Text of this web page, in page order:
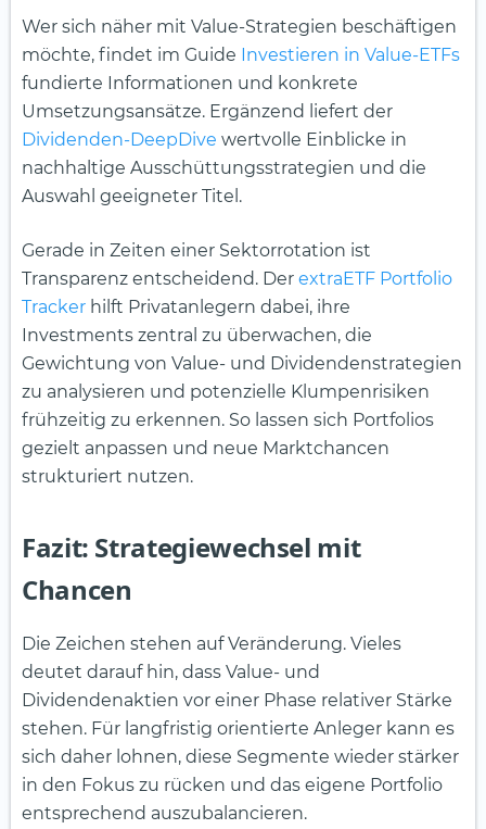
Wer sich näher mit Value-Strategien beschäftigen
möchte, findet im Guide Investieren in Value-ETFs
fundierte Informationen und konkrete
Umsetzungsansätze. Ergänzend liefert der
Dividenden-DeepDive wertvolle Einblicke in
nachhaltige Ausschüttungsstrategien und die
Auswahl geeigneter Titel.
Gerade in Zeiten einer Sektorrotation ist
Transparenz entscheidend. Der extraETF Portfolio
Tracker hilft Privatanlegern dabei, ihre
Investments zentral zu überwachen, die
Gewichtung von Value- und Dividendenstrategien
zu analysieren und potenzielle Klumpenrisiken
frühzeitig zu erkennen. So lassen sich Portfolios
gezielt anpassen und neue Marktchancen
strukturiert nutzen.
Fazit: Strategiewechsel mit
Chancen
Die Zeichen stehen auf Veränderung. Vieles
deutet darauf hin, dass Value- und
Dividendenaktien vor einer Phase relativer Stärke
stehen. Für langfristig orientierte Anleger kann es
sich daher lohnen, diese Segmente wieder stärker
in den Fokus zu rücken und das eigene Portfolio
entsprechend auszubalancieren.